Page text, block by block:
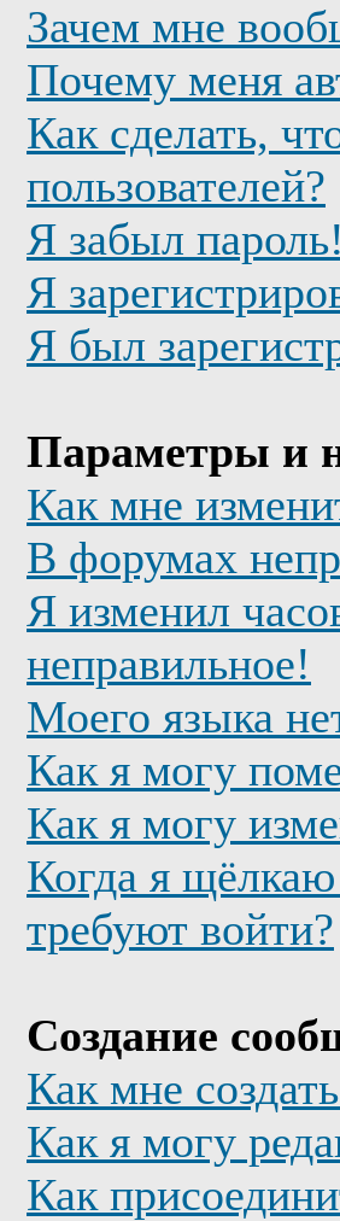
Зачем мне
Почему меня
Как сделать,
пользователей?
Я забыл пароль!
Я
Я был
Параметры и
Как мне
В форумах
Я изменил
неправильное!
Моего языка
Как я могу
Как я могу
Когда я
требуют войти?
Создание
Как мне
Как я могу
Как